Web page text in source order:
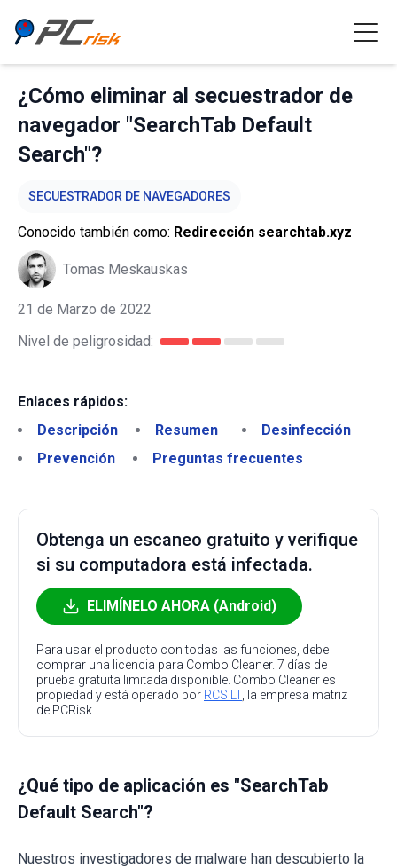
¿Cómo eliminar al secuestrador de
navegador "SearchTab Default
Search"?
SECUESTRADOR DE NAVEGADORES
Conocido también como: Redirección searchtab.xyz
Tomas Meskauskas
21 de Marzo de 2022
Nivel de peligrosidad:
Enlaces rápidos:
Descripción
Resumen
Desinfección
Prevención
Preguntas frecuentes
Obtenga un escaneo gratuito y verifique
si su computadora está infectada.
ELIMÍNELO AHORA (Android)
Para usar el producto con todas las funciones, debe
comprar una licencia para Combo Cleaner. 7 días de
prueba gratuita limitada disponible. Combo Cleaner es
propiedad y está operado por RCS LT, la empresa matriz
de PCRisk.
¿Qué tipo de aplicación es "SearchTab
Default Search"?
Nuestros investigadores de malware han descubierto la